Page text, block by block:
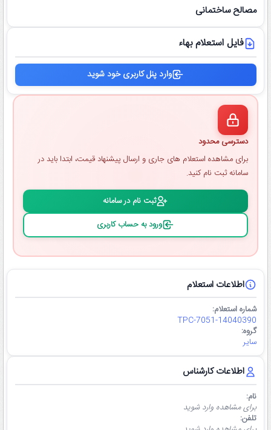
اطلاعات استعلام
شماره استعلام:
TPC-7051-14040390
گروه:
سایر
اطلاعات کارشناس
نام:
برای مشاهده وارد شوید
تلفن:
مصالح ساختمانی
فایل استعلام بهاء
وارد پنل کاربری خود شوید
دسترسی محدود
برای مشاهده استعلام ‌های جاری و ارسال پیشنهاد قیمت، ابتدا باید در
سامانه ثبت ‌نام کنید.
ثبت ‌نام در سامانه
ورود به حساب کاربری